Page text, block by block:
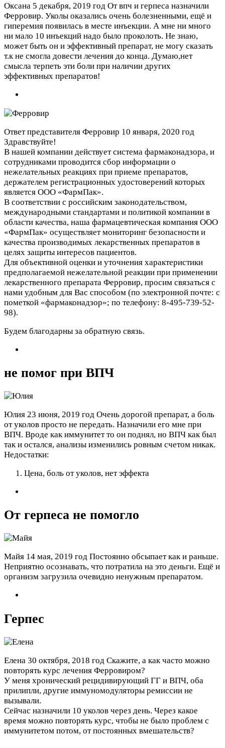
Оксана 5 декабря, 2019 год От впч и герпеса назначили
Ферровир. Уколы оказались очень болезненными, ещё и
гиперемия появилась в месте инъекции. А мне ни много
ни мало 10 инъекций надо было проколоть. Не знаю,
может быть он и эффективный препарат, не могу сказать
т.к не смогла довести лечения до конца. Думаю,нет
смысла терпеть эти боли при наличии других
эффективных препаратов!
Ответ представителя Ферровир 10 января, 2020 год
Здравствуйте!
В нашей компании действует система фармаконадзора, и
сотрудниками проводится сбор информации о
нежелательных реакциях при приеме препаратов,
держателем регистрационных удостоверений которых
является ООО «ФармПак».
В соответствии с российским законодательством,
международными стандартами и политикой компании в
области качества, наша фармацевтическая компания ООО
«ФармПак» осуществляет мониторинг безопасности и
качества производимых лекарственных препаратов в
целях защиты интересов пациентов.
Для объективной оценки и уточнения характеристики
предполагаемой нежелательной реакции при применении
лекарственного препарата Ферровир, просим связаться с
нами удобным для Вас способом (по электронной почте: с
пометкой «фармаконадзор»; по телефону: 8-495-739-52-
98).
Будем благодарны за обратную связь.
не помог при ВПЧ
Юлия 23 июня, 2019 год Очень дорогой препарат, а боль
от уколов просто не передать. Назначили его мне при
ВПЧ. Вроде как иммунитет то он поднял, но ВПЧ как был
так и остался, анализы изменились ровным счетом никак.
Недостатки:
Цена, боль от уколов, нет эффекта
От герпеса не помогло
Майя 14 мая, 2019 год Постоянно обсыпает как и раньше.
Неприятно осознавать, что потратила на это деньги. Ещё и
организм загрузила очевидно ненужным препаратом.
Герпес
Елена 30 октября, 2018 год Скажите, а как часто можно
повторять курс лечения Ферровиром?
У меня хронический рецидивирующий ГГ и ВПЧ, оба
прилипли, другие иммуномодуляторы ремиссии не
вызывали.
Сейчас назначили 10 уколов через день. Через какое
время можно повторять курс, чтобы не было проблем с
иммунитетом потом, от постоянных вмешательств?